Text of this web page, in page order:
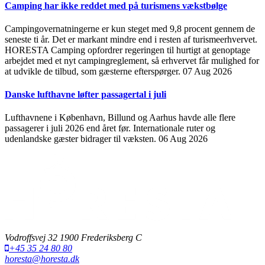
Camping har ikke reddet med på turismens vækstbølge
Campingovernatningerne er kun steget med 9,8 procent gennem de
seneste ti år. Det er markant mindre end i resten af turismeerhvervet.
HORESTA Camping opfordrer regeringen til hurtigt at genoptage
arbejdet med et nyt campingreglement, så erhvervet får mulighed for
at udvikle de tilbud, som gæsterne efterspørger. 07 Aug 2026
Danske lufthavne løfter passagertal i juli
Lufthavnene i København, Billund og Aarhus havde alle flere
passagerer i juli 2026 end året før. Internationale ruter og
udenlandske gæster bidrager til væksten. 06 Aug 2026
Vodroffsvej 32 1900 Frederiksberg C
+45 35 24 80 80
horesta@horesta.dk